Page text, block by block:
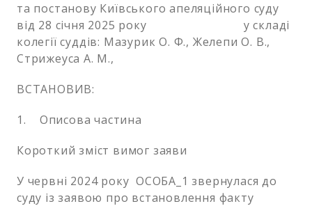
та постанову Київського апеляційного суду
від 28 січня 2025 року у складі
колегії суддів: Мазурик О. Ф., Желепи О. В.,
Стрижеуса А. М.,
ВСТАНОВИВ:
1. Описова частина
Короткий зміст вимог заяви
У червні 2024 року ОСОБА_1 звернулася до
суду із заявою про встановлення факту